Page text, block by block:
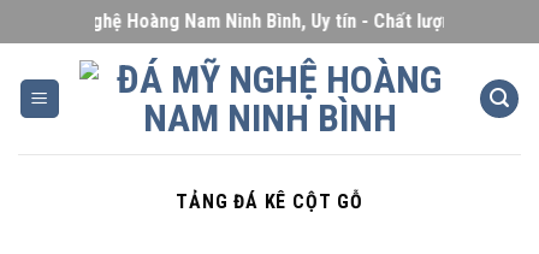
to
content
Đá Mỹ Nghệ Hoàng Nam Ninh Bình, Uy tín - Chất lượng - Giá
TẢNG ĐÁ KÊ CỘT GỖ